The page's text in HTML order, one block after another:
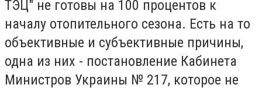
ТЭЦ" не готовы на 100 процентов к
началу отопительного сезона. Есть на то
объективные и субъективные причины,
одна из них - постановление Кабинета
Министров Украины № 217, которое не